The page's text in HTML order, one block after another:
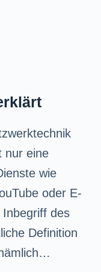
nur eine
wie
oder E-
des
Definition